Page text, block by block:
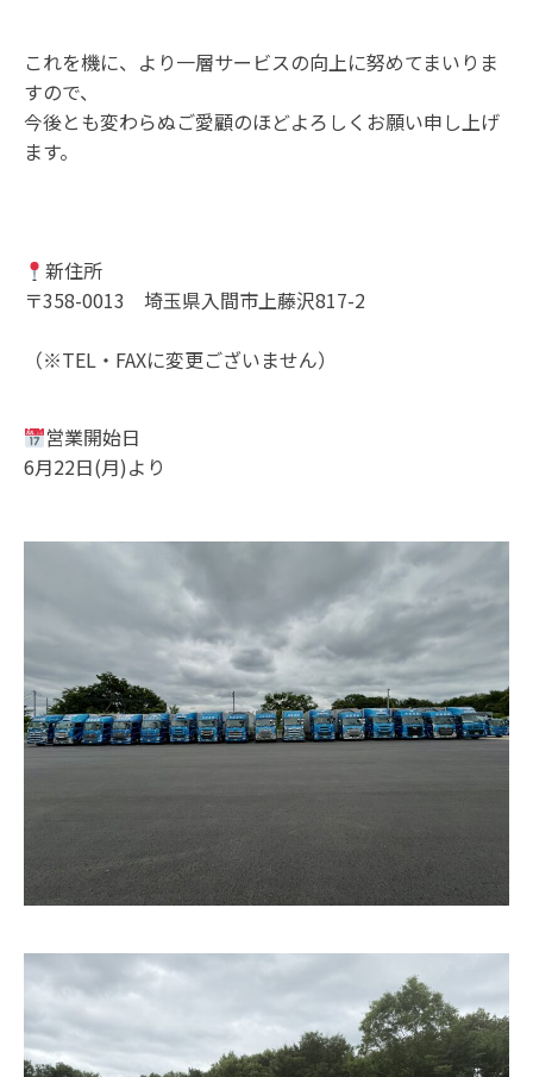
これを機に、より一層サービスの向上に努めてまいりま
すので、
今後とも変わらぬご愛顧のほどよろしくお願い申し上げ
ます。
新住所
〒358-0013 埼玉県入間市上藤沢817-2
（※TEL・FAXに変更ございません）
営業開始日
6月22日(月)より